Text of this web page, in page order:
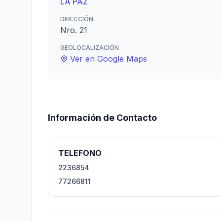
DIRECCIÓN
Nro. 21
GEOLOCALIZACIÓN
Ver en Google Maps
Información de Contacto
TELEFONO
2236854
77266811